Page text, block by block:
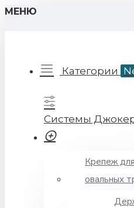
МЕНЮ
Категории
Системы
Крепеж
овальных